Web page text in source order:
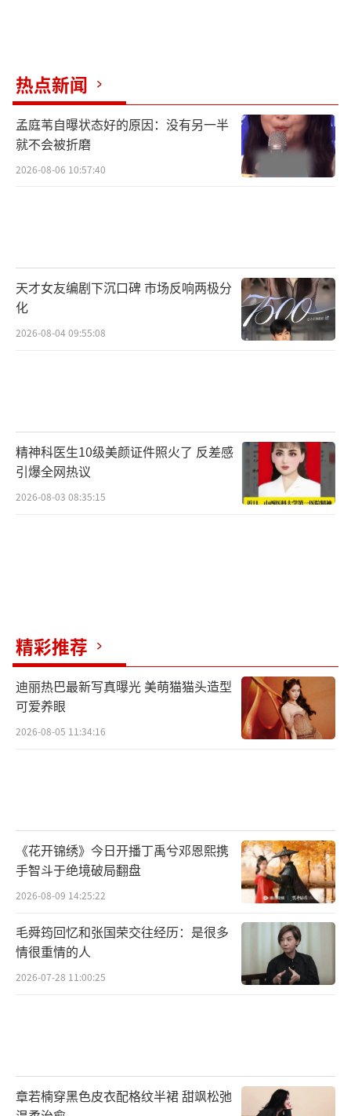
热点新闻
孟庭苇自曝状态好的原因：没有另一半
就不会被折磨
2026-08-06 10:57:40
天才女友编剧下沉口碑 市场反响两极分
化
2026-08-04 09:55:08
精神科医生10级美颜证件照火了 反差感
引爆全网热议
2026-08-03 08:35:15
精彩推荐
迪丽热巴最新写真曝光 美萌猫猫头造型
可爱养眼
2026-08-05 11:34:16
《花开锦绣》今日开播丁禹兮邓恩熙携
手智斗于绝境破局翻盘
2026-08-09 14:25:22
毛舜筠回忆和张国荣交往经历：是很多
情很重情的人
2026-07-28 11:00:25
章若楠穿黑色皮衣配格纹半裙 甜飒松弛